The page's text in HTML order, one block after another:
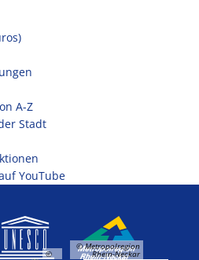
A-Z
Stadt
YouTube
©
© Metropolregion
Rhein-Neckar